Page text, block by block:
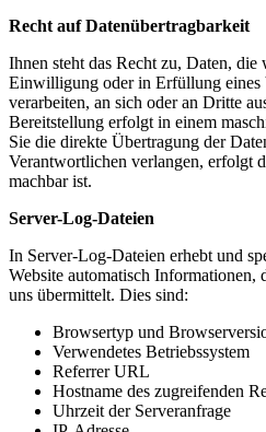
Recht auf Datenübertragbarkeit
Ihnen steht das Recht zu, Daten,
Einwilligung oder in Erfüllung eines
verarbeiten, an sich oder an Dritte
Bereitstellung erfolgt in einem
Sie die direkte Übertragung der
Verantwortlichen verlangen, erfolgt
machbar ist.
Server-Log-Dateien
In Server-Log-Dateien erhebt und
Website automatisch Informationen,
uns übermittelt. Dies sind:
Browsertyp und
Verwendetes Betriebssystem
Referrer URL
Hostname des zugreifenden
Uhrzeit der Serveranfrage